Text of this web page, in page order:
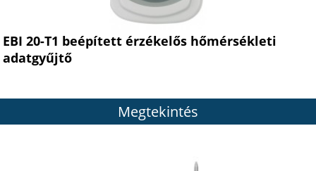
EBI 20-T1 beépített érzékelős hőmérsékleti
adatgyűjtő
Megtekintés